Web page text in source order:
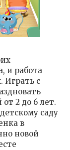
и работа
Играть с
2 до 6 лет.
саду
в
новой